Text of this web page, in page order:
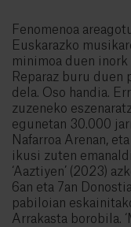
Fenomenoa
Euskarazko
minimoa duen inork
Reparaz buru duen
dela. Oso handia.
zuzeneko
egunetan 30.000
Nafarroa Arenan,
ikusi zuten
‘Aaztiyen’ (2023)
6an eta 7an
pabiloian
Arrakasta borobila.